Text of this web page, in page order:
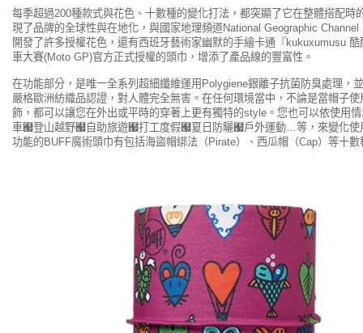
每季超過200種款式與花色、十數種的變化打法，都突顯了它在整體搭配時
現了品牌的全球性與在地化，與國家地理頻道National Geographic
開發了許多授權花色，還有西班牙藝術家幽默的手繪卡通『kukuxumusu
車大賽(Moto GP)官方正式授權的頭巾，增添了產品線的豐富性。
在功能部分，是唯一全系列超細纖維運用Polygiene銀離子抗菌防臭處理，
嚴格歐洲紡織品認證，對人體完全無害。在任何環境當中，不論是當帽子
飾，都可以讓您在外出或平時的穿著上更有獨特的style。您也可以依使用
車﹧登山越野﹧自助旅遊﹧打工度假﹧夏日防曬﹧戶外運動…等，來變化使
功能的BUFF魔術頭巾有包括海盜帽綁法（Pirate）、西瓜帽（Cap）等十